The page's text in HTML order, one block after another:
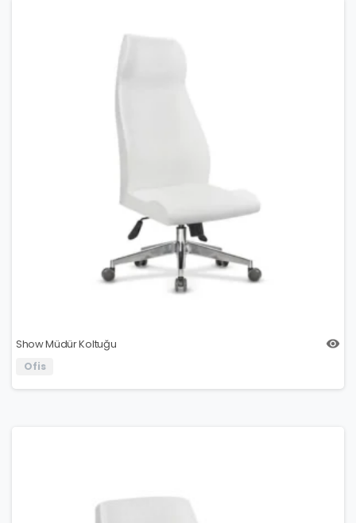
Show Müdür Koltuğu
Ofis